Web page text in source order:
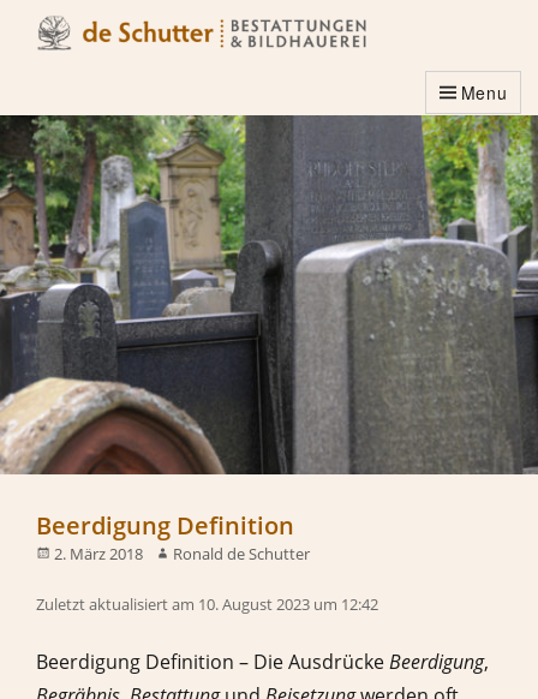
Menu
Beerdigung Definition
2. März 2018 Ronald de Schutter
Zuletzt aktualisiert am 10. August 2023 um 12:42
Beerdigung Definition – Die AusdrückeBeerdigung,